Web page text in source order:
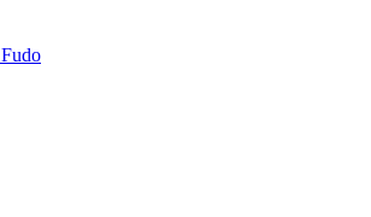
Fudo